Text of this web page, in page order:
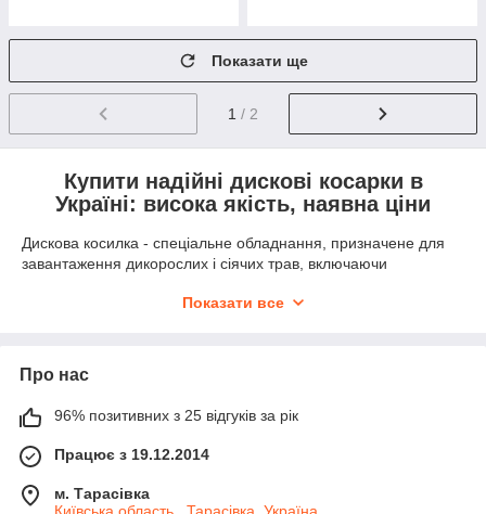
Показати ще
1 / 2
Купити надійні дискові косарки в
Україні: висока якість, наявна ціни
Дискова косилка - спеціальне обладнання, призначене для
завантаження дикорослих і сіячих трав, включаючи
легшими рослинами, зрізуючи і зрізуючи їх у найближчому до
застосування на практиці це устаткування отримало на
сіноосах під час заготовки кормів для сільськогосподарських
тварин. Основні умови його застосування: мінімальна
засортність камінням і їх виступ з землі не більше, ніж на 3
см.
також міні-тракторів. Вони відрізняються технічними
Показати все
Про нас
96% позитивних з 25 відгуків за рік
Працює з 19.12.2014
м. Тарасівка